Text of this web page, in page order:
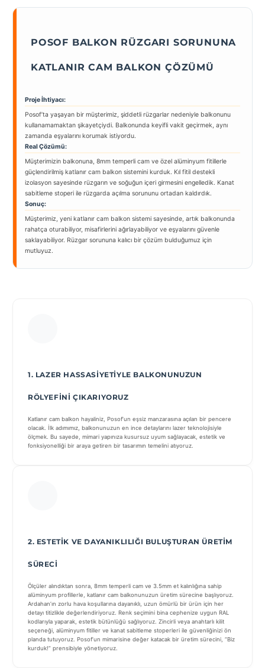
POSOF BALKON RÜZGARI SORUNUNA
KATLANIR CAM BALKON ÇÖZÜMÜ
Proje İhtiyacı:
Posof’ta yaşayan bir müşterimiz, şiddetli rüzgarlar nedeniyle balkonunu
kullanamamaktan şikayetçiydi. Balkonunda keyifli vakit geçirmek, aynı
zamanda eşyalarını korumak istiyordu.
Real Çözümü:
Müşterimizin balkonuna, 8mm temperli cam ve özel alüminyum fitillerle
güçlendirilmiş katlanır cam balkon sistemini kurduk. Kıl fitil destekli
izolasyon sayesinde rüzgarın ve soğuğun içeri girmesini engelledik. Kanat
sabitleme stoperi ile rüzgarda açılma sorununu ortadan kaldırdık.
Sonuç:
Müşterimiz, yeni katlanır cam balkon sistemi sayesinde, artık balkonunda
rahatça oturabiliyor, misafirlerini ağırlayabiliyor ve eşyalarını güvenle
saklayabiliyor. Rüzgar sorununa kalıcı bir çözüm bulduğumuz için
mutluyuz.
1. LAZER HASSASIYETIYLE BALKONUNUZUN
RÖLYEFINI ÇIKARIYORUZ
Katlanır cam balkon hayaliniz, Posof’un eşsiz manzarasına açılan bir pencere
olacak. İlk adımımız, balkonunuzun en ince detaylarını lazer teknolojisiyle
ölçmek. Bu sayede, mimari yapınıza kusursuz uyum sağlayacak, estetik ve
fonksiyonelliği bir araya getiren bir tasarımın temelini atıyoruz.
2. ESTETIK VE DAYANIKLILIĞI BULUŞTURAN ÜRETIM
SÜRECI
Ölçüler alındıktan sonra, 8mm temperli cam ve 3.5mm et kalınlığına sahip
alüminyum profillerle, katlanır cam balkonunuzun üretim sürecine başlıyoruz.
Ardahan’ın zorlu hava koşullarına dayanıklı, uzun ömürlü bir ürün için her
detayı titizlikle değerlendiriyoruz. Renk seçimini bina cephenize uygun RAL
kodlarıyla yaparak, estetik bütünlüğü sağlıyoruz. Zincirli veya anahtarlı kilit
seçeneği, alüminyum fitiller ve kanat sabitleme stoperleri ile güvenliğinizi ön
planda tutuyoruz. Posof’un mimarisine değer katacak bir üretim sürecini, “Biz
kurduk!” prensibiyle yönetiyoruz.